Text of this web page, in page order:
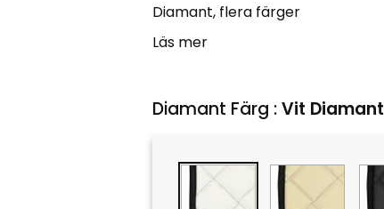
Diamant, flera färger
Läs mer
Diamant Färg :Vit Diamant